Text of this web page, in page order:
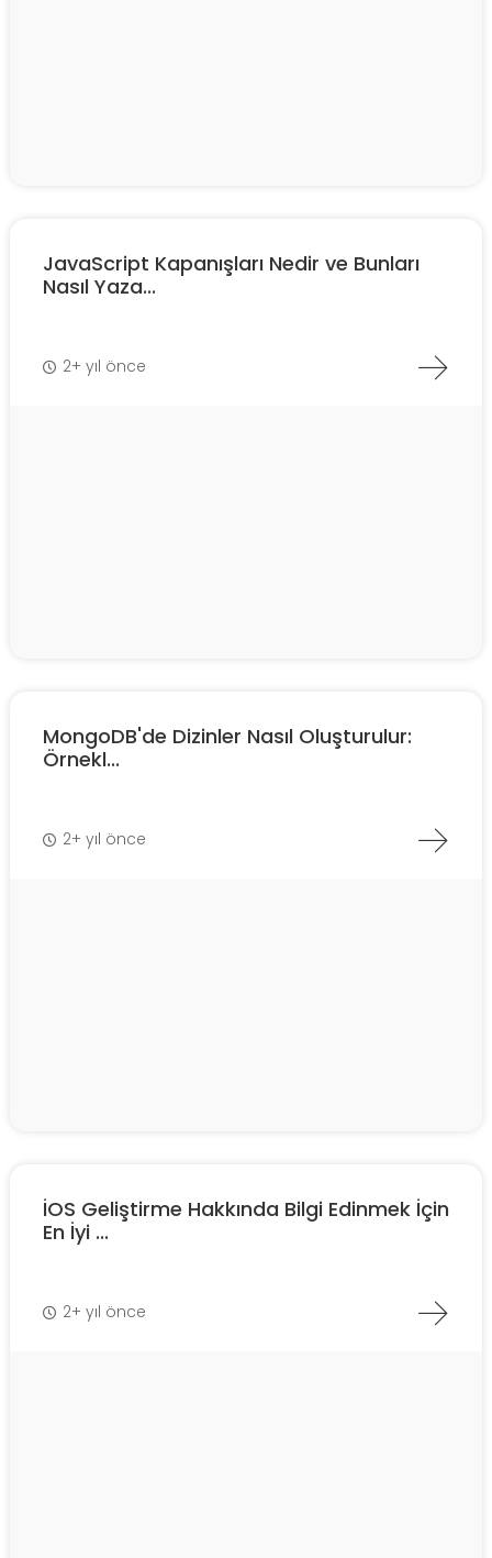
JavaScript Kapanışları Nedir ve Bunları
Nasıl Yaza...
2+ yıl önce
MongoDB'de Dizinler Nasıl Oluşturulur:
Örnekl...
2+ yıl önce
İOS Geliştirme Hakkında Bilgi Edinmek İçin
En İyi ...
2+ yıl önce